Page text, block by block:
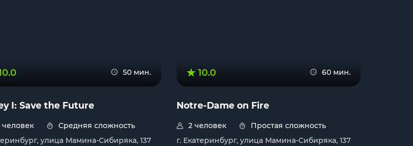
50 мин.
I: Save the Future
человек
Средняя сложность
улица Мамина-Сибиряка, 137
10.0 60 мин.
Notre-Dame on Fire
2 человек
Простая сложность
г. Екатеринбург, улица Мамина-Сибиряка, 137